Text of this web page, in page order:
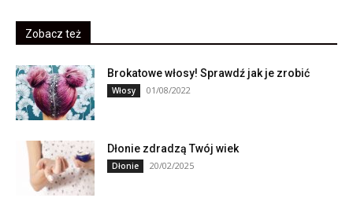
Zobacz też
Brokatowe włosy! Sprawdź jak je zrobić
Włosy 01/08/2022
Dłonie zdradzą Twój wiek
Dłonie 20/02/2025